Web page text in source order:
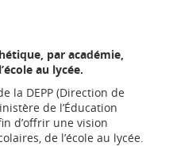
par académie,
au lycée.
la DEPP (Direction de
de l’Éducation
d’offrir une vision
de l’école au lycée.